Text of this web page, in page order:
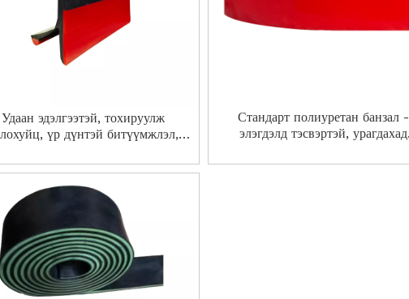
Удаан эдэлгээтэй, тохируулж
үр дүнтэй битүүмжлэл,
сайжруулна.Резин юбка
Стандарт полиуретан банзал -
элэгдэлд тэсвэртэй, урагдахад
ганга хаалт